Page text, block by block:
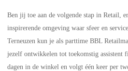
Ben jij toe aan de volgende stap in Retail,
inspirerende omgeving waar sfeer en
Terneuzen kun je als parttime BBL
jezelf ontwikkelen tot toekomstig assistent
dagen in de winkel en volgt één keer per